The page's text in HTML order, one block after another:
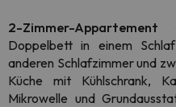
2-Zimmer-Appartement
Doppelbett in einem
anderen Schlafzimmer und
Küche mit Kühlschrank,
Mikrowelle und